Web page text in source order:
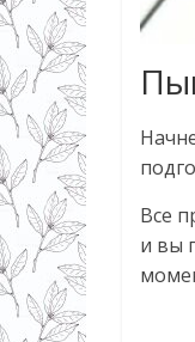
Все
и вы